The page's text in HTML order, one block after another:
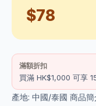
$78
滿額折扣
買滿 HK$1,000 可享
產地: 中國/泰國 商品